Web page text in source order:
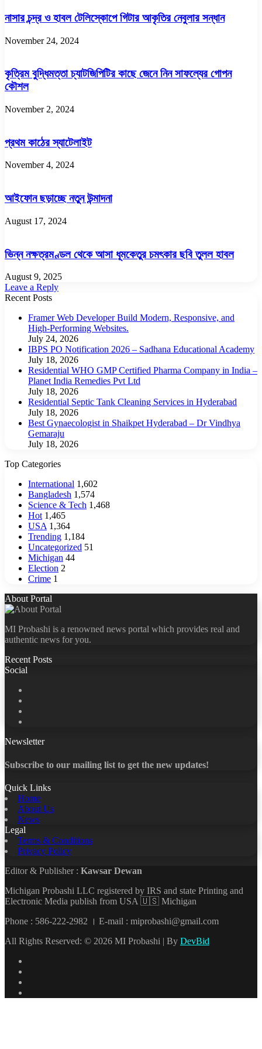
নাসার চন্দ্র ও হাবল টেলিস্কোপে গিটার আকৃতির নেবুলার সন্ধান
November 24, 2024
কৃত্রিম বুদ্ধিমত্তা চ্যাটজিপিটির কাছে জেনে নিন সাফল্যের গোপন
কৌশল
November 2, 2024
প্রথম কাঠের স্যাটেলাইট
November 4, 2024
আইফোন ছড়াচ্ছে নতুন উন্মাদনা
August 17, 2024
ভিন্ন নক্ষত্রমণ্ডল থেকে আসা ধূমকেতুর চমৎকার ছবি তুলল হাবল
August 9, 2025
Leave a Reply
Recent Posts
Framer Web Developer Build Modern, Responsive, and
High-Performing Websites.
July 24, 2026
IBPS PO Notification 2026 – Sadhana Educational Academy
July 18, 2026
Residential WHO GMP Certified Pharma Company in India –
Planet India Remedies Pvt Ltd
July 18, 2026
Residential Septic Tank Cleaning Services in Hyderabad
July 18, 2026
Best Gynaecologist in Shaikpet Hyderabad – Dr Vindhya
Gemaraju
July 18, 2026
Top Categories
International 1,602
Bangladesh 1,574
Science & Tech 1,468
Hot 1,465
USA 1,364
Trending 1,184
Uncategorized 51
Michigan 44
Election 2
Crime 1
About Portal
MI Probashi is a renowned news portal which provides real and
authentic news for you.
Recent Posts
Social
Newsletter
Subscribe to our mailing list to get the new updates!
Quick Links
Home
About Us
News
Legal
Terms & Conditions
Privacy Policy
Editor & Publisher : Kawsar Dewan
Michigan Probashi LLC registered by IRS and state Printing and
Electronic Media publish from USA 🇺🇸 Michigan
Phone : 586-222-2982 । E-mail : miprobashi@gmail.com
All Rights Reserved: © 2026 MI Probashi | By DevBid